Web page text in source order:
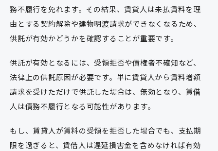
務不履行を免れます。その結果、賃貸人は未払賃料を理
由とする契約解除や建物明渡請求ができなくなるため、
供託が有効かどうかを確認することが重要です。
供託が有効となるには、受領拒否や債権者不確知など、
法律上の供託原因が必要です。単に賃貸人から賃料増額
請求を受けただけで供託した場合は、無効となり、賃借
人は債務不履行となる可能性があります。
もし、賃貸人が賃料の受領を拒否した場合でも、支払期
限を過ぎると、賃借人は遅延損害金を含めなければ有効